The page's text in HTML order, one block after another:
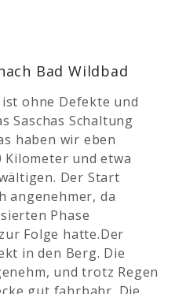
Bad Wildbad
ohne Defekte und
Saschas Schaltung
haben wir eben
Kilometer und etwa
Der Start
angenehmer, da
Phase
Folge hatte.Der
in den Berg. Die
und trotz Regen